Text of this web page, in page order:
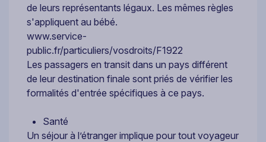
de leurs représentants légaux. Les mêmes règles
s'appliquent au bébé.
www.service-
public.fr/particuliers/vosdroits/F1922
Les passagers en transit dans un pays différent
de leur destination finale sont priés de vérifier les
formalités d'entrée spécifiques à ce pays.
Santé
Un séjour à l’étranger implique pour tout voyageur